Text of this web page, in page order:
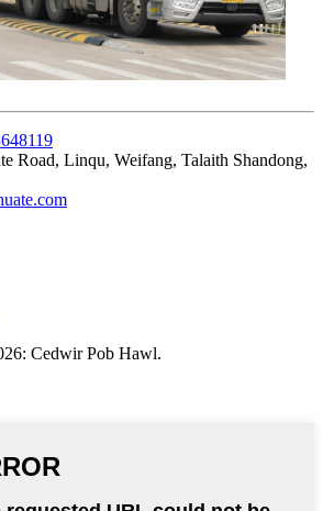
Road, Linqu, Weifang, Talaith Shandong,
Cedwir Pob Hawl.